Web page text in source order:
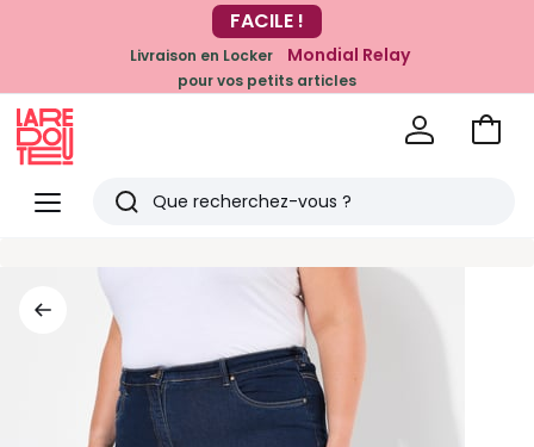
-20% dès 39€*
sur la mode
FACILE !
Livraison en Locker Mondial Relay
pour vos petits articles
Menu
Redoute
Rechercher
articles
vus
Voir